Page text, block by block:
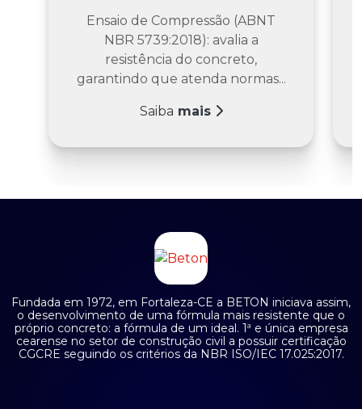
Ensaio de Compressão (ABNT
NBR 5739:2018): avalia a
resistência do concreto,
garantindo que atenda normas...
Saiba mais
Fundada em 1972, em Fortaleza-CE a BETON iniciava assim,
o desenvolvimento de uma fórmula mais resistente que o
próprio concreto: a fórmula de um ideal. 1ª e única empresa
cearense no setor de construção civil a possuir certificação
CGCRE seguindo os critérios da NBR ISO/IEC 17.025:2017.